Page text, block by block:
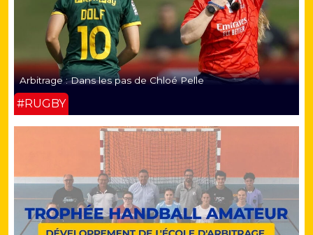
Arbitrage : Dans les pas de Chloé Pelle
#RUGBY